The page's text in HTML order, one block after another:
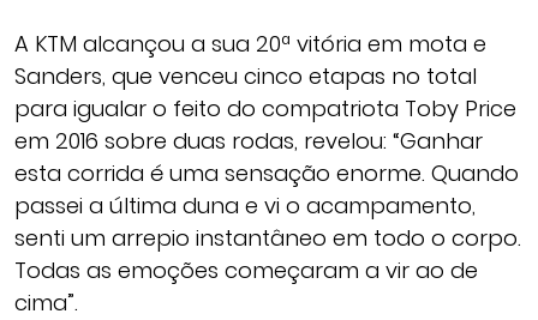
A KTM alcançou a sua 20ª vitória em mota e
Sanders, que venceu cinco etapas no total
para igualar o feito do compatriota Toby Price
em 2016 sobre duas rodas, revelou: “Ganhar
esta corrida é uma sensação enorme. Quando
passei a última duna e vi o acampamento,
senti um arrepio instantâneo em todo o corpo.
Todas as emoções começaram a vir ao de
cima”.